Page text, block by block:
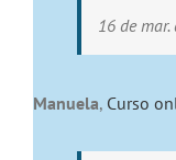
16 de mar.
Manuela, Curso